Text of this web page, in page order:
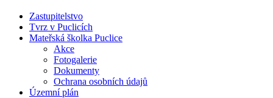
Zastupitelstvo
Tvrz v Puclicích
Mateřská školka Puclice
Akce
Fotogalerie
Dokumenty
Ochrana osobních údajů
Územní plán